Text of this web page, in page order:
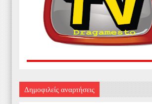
Δημοφιλείς αναρτήσεις